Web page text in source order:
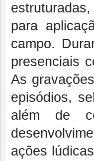
para
campo.
presenciais
As
episódios,
além de
ações